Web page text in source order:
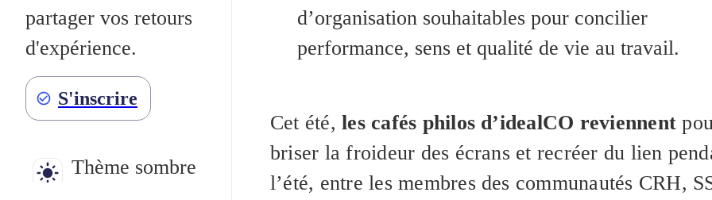
partager vos retours
d'expérience.
S'inscrire
Thème sombre
d’organisation souhaitables pour concilier
performance, sens et qualité de vie au travail.
Cet été,les cafés philos d’idealCO reviennent
briser la froideur des écrans et recréer du lien
l’été, entre les membres des communautés CRH,